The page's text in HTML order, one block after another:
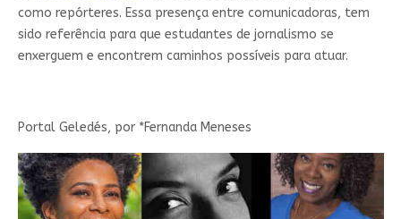
como repórteres. Essa presença entre comunicadoras, tem
sido referência para que estudantes de jornalismo se
enxerguem e encontrem caminhos possíveis para atuar.
Portal Geledés, por *Fernanda Meneses